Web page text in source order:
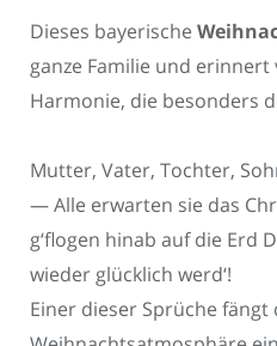
Dieses bayerische
ganze Familie und
Harmonie, die besonders
Mutter, Vater, Tochter,
— Alle erwarten sie das
g‘flogen hinab auf die Erd
wieder glücklich werd‘!
Einer dieser Sprüche fängt